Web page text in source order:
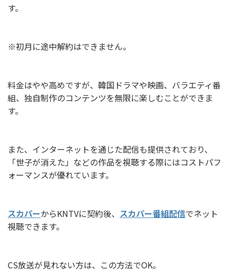
す。
※初月に途中解約はできません。
料金はやや高めですが、韓国ドラマや映画、バラエティ番
組、独自制作のコンテンツを無限に楽しむことができま
す。
また、インターネットを通じた配信も提供されており、
「世子が消えた」などの作品を視聴する際にはコストパフ
ォーマンスが優れています。
スカパーからKNTVに契約後、 スカパー番組配信でネット
視聴できます。
CS放送が見れない方は、この方法でOK。